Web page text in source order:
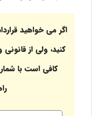
اگر می خواهید
کنید، ولی از
کافی است با